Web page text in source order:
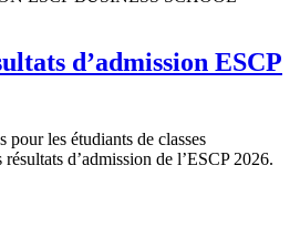
d’admission ESCP
pour les étudiants de classes
d’admission de l’ESCP 2026.